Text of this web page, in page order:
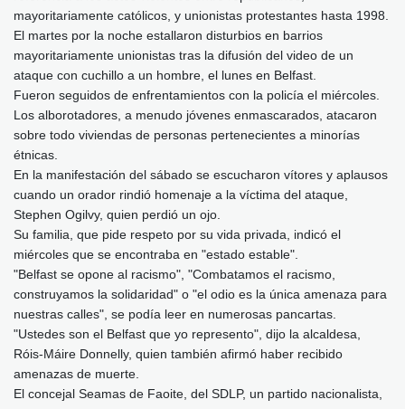
mayoritariamente católicos, y unionistas protestantes hasta 1998.
El martes por la noche estallaron disturbios en barrios
mayoritariamente unionistas tras la difusión del video de un
ataque con cuchillo a un hombre, el lunes en Belfast.
Fueron seguidos de enfrentamientos con la policía el miércoles.
Los alborotadores, a menudo jóvenes enmascarados, atacaron
sobre todo viviendas de personas pertenecientes a minorías
étnicas.
En la manifestación del sábado se escucharon vítores y aplausos
cuando un orador rindió homenaje a la víctima del ataque,
Stephen Ogilvy, quien perdió un ojo.
Su familia, que pide respeto por su vida privada, indicó el
miércoles que se encontraba en "estado estable".
"Belfast se opone al racismo", "Combatamos el racismo,
construyamos la solidaridad" o "el odio es la única amenaza para
nuestras calles", se podía leer en numerosas pancartas.
"Ustedes son el Belfast que yo represento", dijo la alcaldesa,
Róis-Máire Donnelly, quien también afirmó haber recibido
amenazas de muerte.
El concejal Seamas de Faoite, del SDLP, un partido nacionalista,